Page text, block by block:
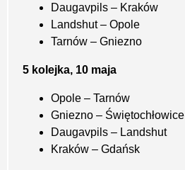
Daugavpils – Kraków
Landshut – Opole
Tarnów – Gniezno
5 kolejka, 10 maja
Opole – Tarnów
Gniezno – Świętochłowice
Daugavpils – Landshut
Kraków – Gdańsk